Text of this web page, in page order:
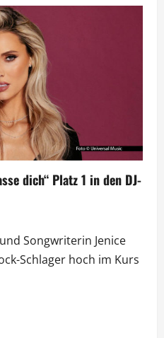
dich“ Platz 1 in den DJ-
Songwriterin Jenice
Schlager hoch im Kurs